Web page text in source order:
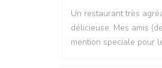
Un restaurant très
délicieuse. Mes amis
mention speciale pour